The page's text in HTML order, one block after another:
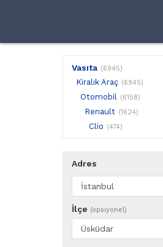
Vasıta (6945)
Kiralık Araç (6945)
Otomobil (6158)
Renault (1624)
Clio (474)
Adres
İlçe (opsiyonel)